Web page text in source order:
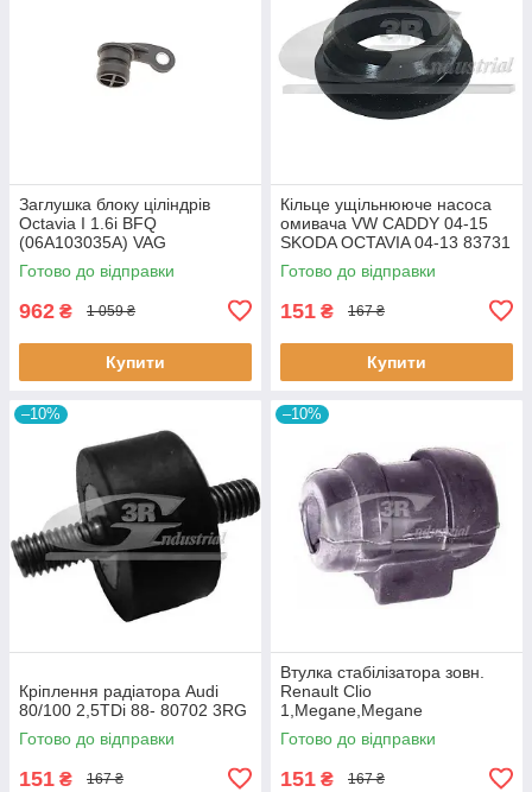
Заглушка блоку ціліндрів
Octavia I 1.6i BFQ
(06A103035A) VAG
06A103035A VAG
Готово до відправки
962 ₴ 1 059 ₴
Купити
Кiльце ущiльнююче насоса
омивача VW CADDY 04-15
SKODA OCTAVIA 04-13 83731
3RG
Готово до відправки
151 ₴ 167 ₴
Купити
–10%
Кріплення радіатора Audi
80/100 2,5TDi 88- 80702 3RG
Готово до відправки
151 ₴ 167 ₴
–10%
Втулка стабiлізатора зовн.
Renault Clio
1,Megane,Megane
Classic,Megane Scenic,R19
60643 3RG
Готово до відправки
151 ₴ 167 ₴